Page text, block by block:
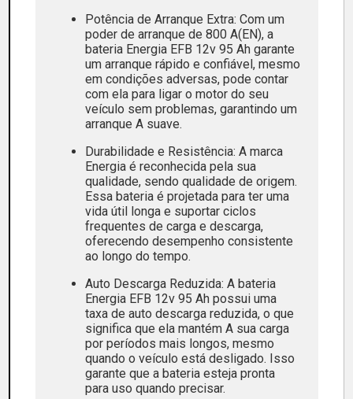
Potência de Arranque Extra: Com um
poder de arranque de 800 A(EN), a
bateria Energia EFB 12v 95 Ah garante
um arranque rápido e confiável, mesmo
em condições adversas, pode contar
com ela para ligar o motor do seu
veículo sem problemas, garantindo um
arranque A suave.
Durabilidade e Resistência: A marca
Energia é reconhecida pela sua
qualidade, sendo qualidade de origem.
Essa bateria é projetada para ter uma
vida útil longa e suportar ciclos
frequentes de carga e descarga,
oferecendo desempenho consistente
ao longo do tempo.
Auto Descarga Reduzida: A bateria
Energia EFB 12v 95 Ah possui uma
taxa de auto descarga reduzida, o que
significa que ela mantém A sua carga
por períodos mais longos, mesmo
quando o veículo está desligado. Isso
garante que a bateria esteja pronta
para uso quando precisar.